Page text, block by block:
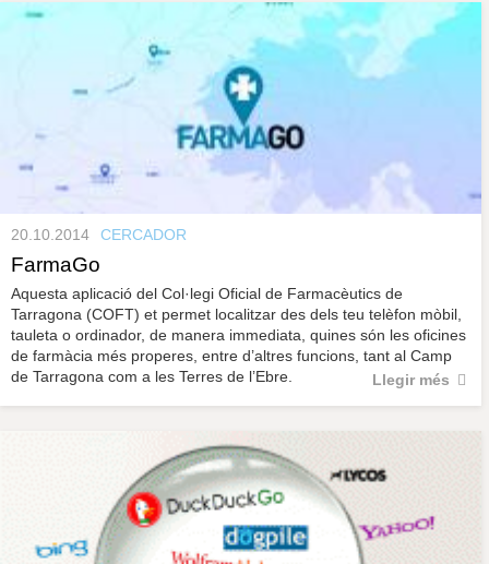
20.10.2014 CERCADOR
FarmaGo
Aquesta aplicació del Col·legi Oficial de Farmacèutics de
Tarragona (COFT) et permet localitzar des dels teu telèfon mòbil,
tauleta o ordinador, de manera immediata, quines són les oficines
de farmàcia més properes, entre d’altres funcions, tant al Camp
de Tarragona com a les Terres de l’Ebre.
Llegir més